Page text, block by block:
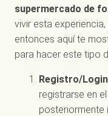
supermercado de
vivir esta
entonces aquí te
para hacer este tipo
Registro/
registrarse en
posteriormente